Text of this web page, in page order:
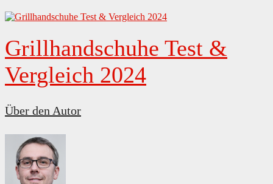
Grillhandschuhe Test &
Vergleich 2024
Über den Autor